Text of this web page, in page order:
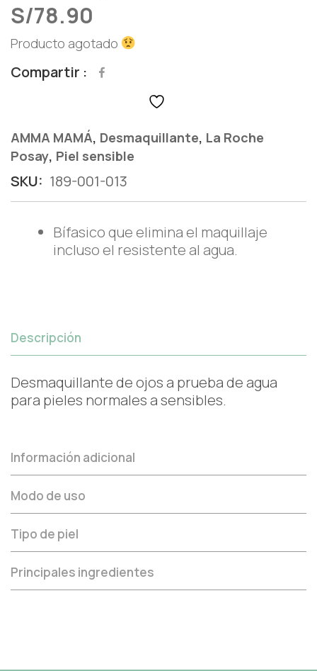
S/78.90
Producto agotado
Compartir
AMMA MAMÁ, Desmaquillante, La Roche
Posay, Piel sensible
SKU: 189-001-013
Bífasico que elimina el maquillaje
incluso el resistente al agua.
Descripción
Desmaquillante de ojos a prueba de agua
para pieles normales a sensibles.
Información adicional
Modo de uso
Tipo de piel
Principales ingredientes